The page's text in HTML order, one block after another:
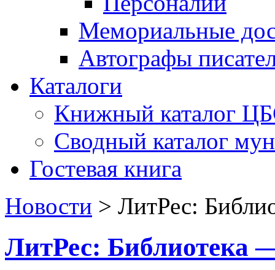
Мемориальные
Автографы
Каталоги
Книжный каталог
Сводный каталог
Гостевая книга
Новости > ЛитРес:
ЛитРес: Библиотека